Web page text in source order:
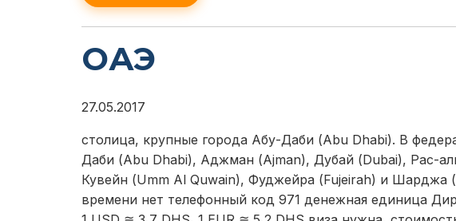
ОАЭ
27.05.2017
столица, крупные города Абу-Даби (Abu Dhabi). В
Даби (Abu Dhabi), Аджман (Ajman), Дубай (Dubai), Рас-
Кувейн (Umm Al Quwain), Фуджейра (Fujeirah) и Шарджа
времени нет телефонный код 971 денежная единица